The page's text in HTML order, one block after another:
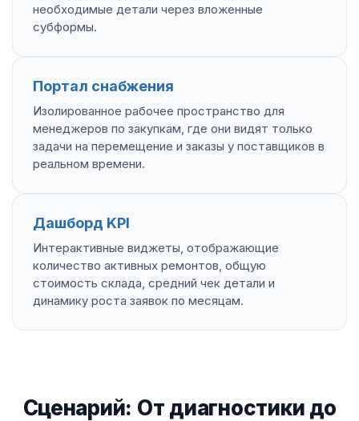
необходимые детали через вложенные
субформы.
Портал снабжения
Изолированное рабочее пространство для
менеджеров по закупкам, где они видят только
задачи на перемещение и заказы у поставщиков в
реальном времени.
Дашборд KPI
Интерактивные виджеты, отображающие
количество активных ремонтов, общую
стоимость склада, средний чек детали и
динамику роста заявок по месяцам.
Сценарий: От диагностики до